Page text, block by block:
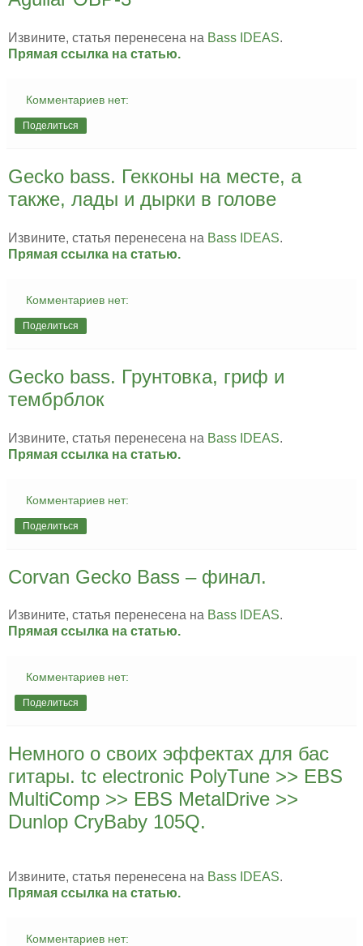
Извините, статья перенесена на Bass IDEAS.
Прямая ссылка на статью.
Комментариев нет:
Поделиться
Gecko bass. Гекконы на месте, а
также, лады и дырки в голове
Извините, статья перенесена на Bass IDEAS.
Прямая ссылка на статью.
Комментариев нет:
Поделиться
Gecko bass. Грунтовка, гриф и
тембрблок
Извините, статья перенесена на Bass IDEAS.
Прямая ссылка на статью.
Комментариев нет:
Поделиться
Corvan Gecko Bass – финал.
Извините, статья перенесена на Bass IDEAS.
Прямая ссылка на статью.
Комментариев нет:
Поделиться
Немного о своих эффектах для бас
гитары. tc electronic PolyTune >> EBS
MultiComp >> EBS MetalDrive >>
Dunlop CryBaby 105Q.
Извините, статья перенесена на Bass IDEAS.
Прямая ссылка на статью.
Комментариев нет: